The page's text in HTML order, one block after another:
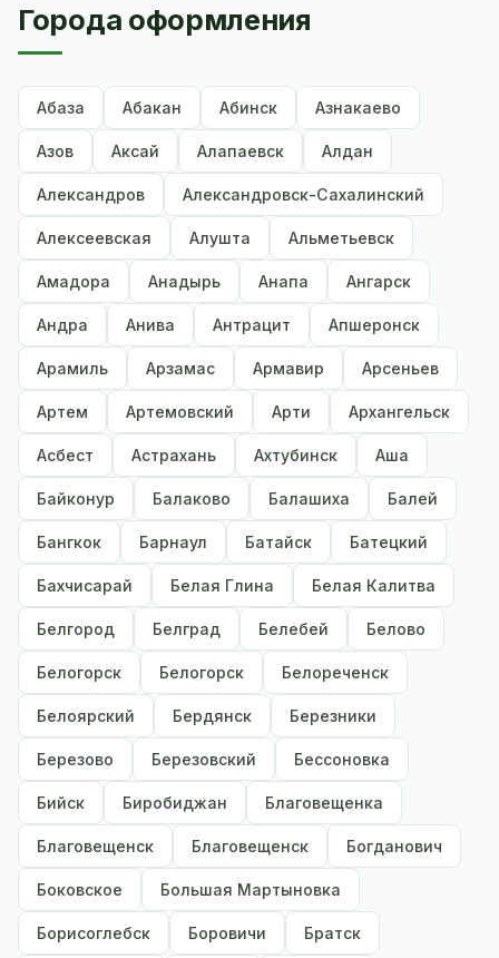
Города оформления
Абаза Абакан Абинск Азнакаево
Азов Аксай Алапаевск Алдан
Александров Александровск-Сахалинский
Алексеевская Алушта Альметьевск
Амадора Анадырь Анапа Ангарск
Андра Анива Антрацит Апшеронск
Арамиль Арзамас Армавир Арсеньев
Артем Артемовский Арти Архангельск
Асбест Астрахань Ахтубинск Аша
Байконур Балаково Балашиха Балей
Бангкок Барнаул Батайск Батецкий
Бахчисарай Белая Глина Белая Калитва
Белгород Белград Белебей Белово
Белогорск Белогорск Белореченск
Белоярский Бердянск Березники
Березово Березовский Бессоновка
Бийск Биробиджан Благовещенка
Благовещенск Благовещенск Богданович
Боковское Большая Мартыновка
Борисоглебск Боровичи Братск